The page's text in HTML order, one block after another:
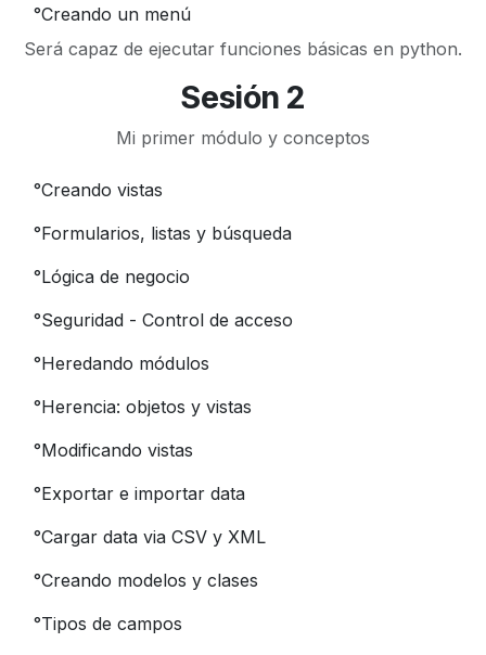
°Creando un menú
Será capaz de ejecutar funciones básicas en python.
Sesión 2
Mi primer módulo y conceptos
°Creando vistas
°Formularios, listas y búsqueda
°Lógica de negocio
°Seguridad - Control de acceso
°Heredando módulos
°Herencia: objetos y vistas
°Modificando vistas
°Exportar e importar data
°Cargar data via CSV y XML
°Creando modelos y clases
°Tipos de campos